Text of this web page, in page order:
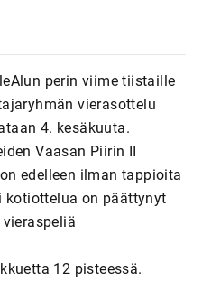
perin viime tiistaille
vierasottelu
4. kesäkuuta.
Vaasan Piirin II
edelleen ilman tappioita
kotiottelua on päättynyt
12 pisteessä.